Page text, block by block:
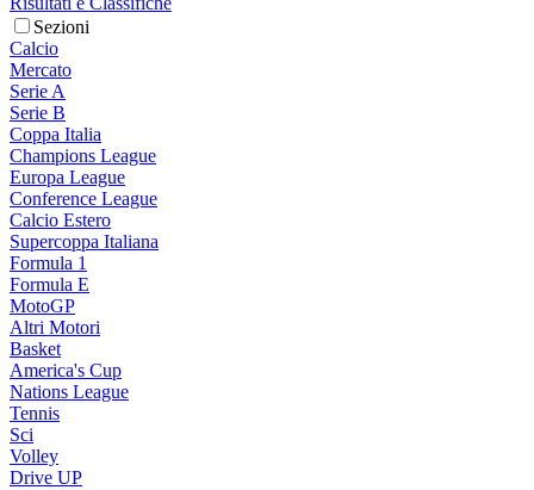
Sezioni
Calcio
Mercato
Serie A
Serie B
Coppa Italia
Champions League
Europa League
Conference League
Calcio Estero
Supercoppa Italiana
Formula 1
Formula E
MotoGP
Altri Motori
Basket
America's Cup
Nations League
Tennis
Sci
Volley
Drive UP